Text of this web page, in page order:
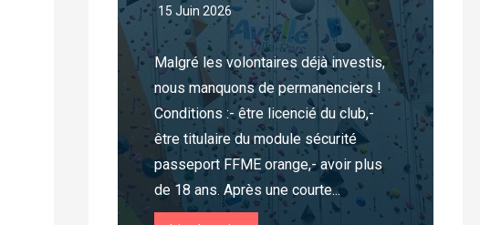
15 Juin 2026
Malgré les volontaires déjà investis,
nous manquons de permanenciers !
Conditions :- être licencié du club,-
être titulaire du module sécurité
passeport FFME orange,- avoir plus
de 18 ans. Après une courte...